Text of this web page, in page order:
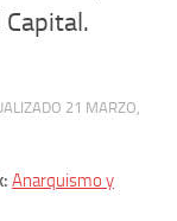
21 MARZO,
Anarquismo y